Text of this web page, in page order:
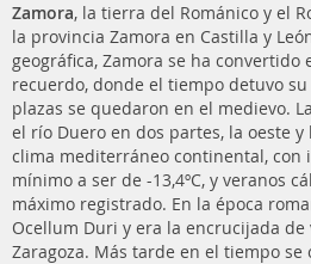
Zamora, la tierra del Románico y el
la provincia Zamora en Castilla y
geográfica, Zamora se ha
recuerdo, donde el tiempo detuvo
plazas se quedaron en el medievo.
el río Duero en dos partes, la oeste
clima mediterráneo continental, con
mínimo a ser de -13,4ºC, y veranos
máximo registrado. En la época
Ocellum Duri y era la encrucijada
Zaragoza. Más tarde en el tiempo